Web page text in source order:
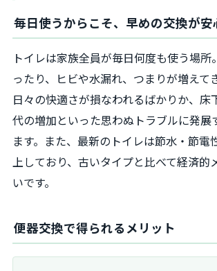
毎日使うからこそ、早めの交換が安
トイレは家族全員が毎日何度も使う場所
ったり、ヒビや水漏れ、つまりが増えて
日々の快適さが損なわれるばかりか、床
代の増加といった思わぬトラブルに発展
ます。また、最新のトイレは節水・節電
上しており、古いタイプと比べて経済的
いです。
便器交換で得られるメリット